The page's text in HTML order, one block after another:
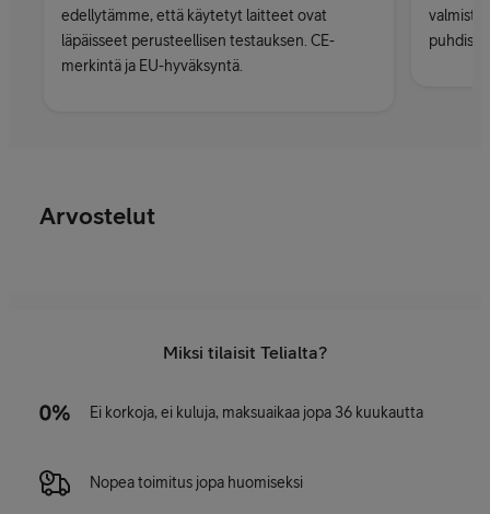
edellytämme, että käytetyt laitteet ovat
läpäisseet perusteellisen testauksen. CE-
merkintä ja EU-hyväksyntä.
Arvostelut
Miksi tilaisit Telialta?
Ei korkoja, ei kuluja, maksuaikaa jopa 36 kuukautta
Nopea toimitus jopa huomiseksi